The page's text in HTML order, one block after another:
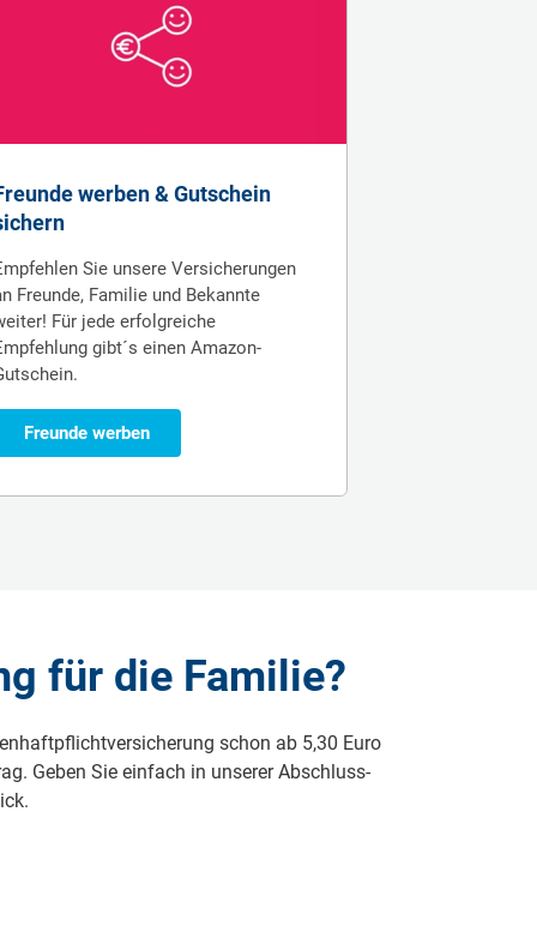
werben & Gutschein
Sie unsere Versicherungen
Freunde, Familie und Bekannte
Für jede erfolgreiche
gibt´s einen Amazon-
Freunde werben
für die Familie?
schon ab 5,30 Euro
Geben Sie einfach in unserer Abschluss­